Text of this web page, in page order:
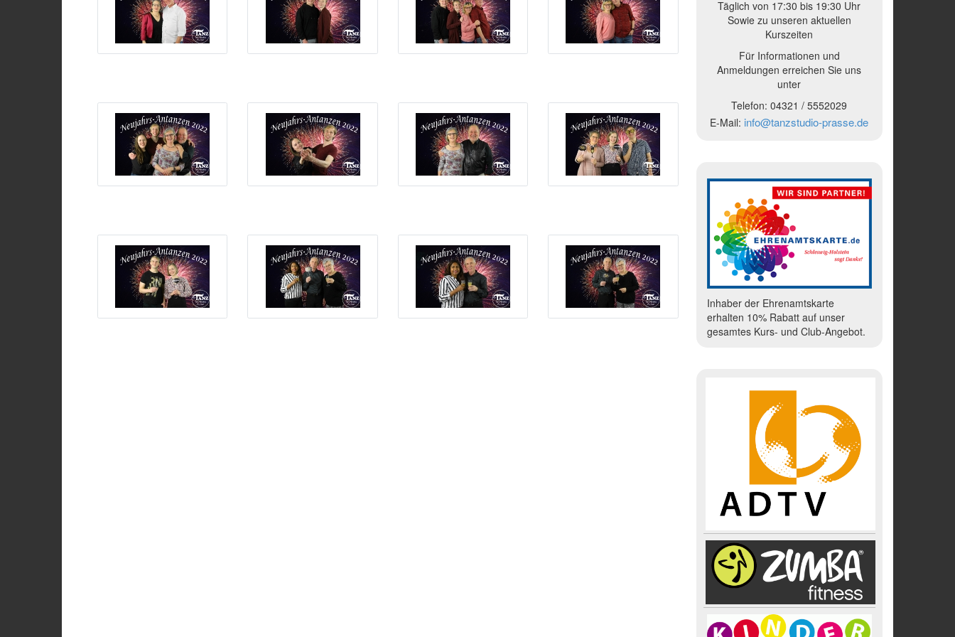
Täglich von 17:30 bis 19:30 Uhr
Sowie zu unseren aktuellen
Kurszeiten
Für Informationen und
Anmeldungen erreichen Sie uns
unter
Telefon:04321 /5552029
E-Mail: info@tanzstudio-prasse.de
Inhaber der Ehrenamtskarte
erhalten 10% Rabatt auf unser
gesamtes Kurs- und Club-Angebot.